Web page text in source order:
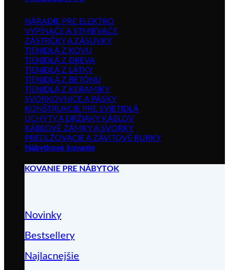
NÁRADIE PRE ELEKTRO
VYPÍNAČE A STMIEVAČE
ZÁSTRČKY A ZÁSUVKY
TIENIDLÁ Z KOVU
TIENIDLÁ Z DREVA
TIENIDLÁ Z LÁTKY
TIENIDLÁ Z BETÓNU
TIENIDLÁ Z KERAMIKY
SVORKOVNICE A PÁSKY
KONŠTRUKCIE PRE SVIETIDLÁ
ÚCHYTY A DRŽIAKY KÁBLOV
KÁBLOVÉ ZÁMKY A SVORKY
PREDLŽOVACIE A ZÁVITOVÉ RURKY
Nábytkové kovanie
KOVANIE PRE NÁBYTOK
Novinky
Bestsellery
Najlacnejšie